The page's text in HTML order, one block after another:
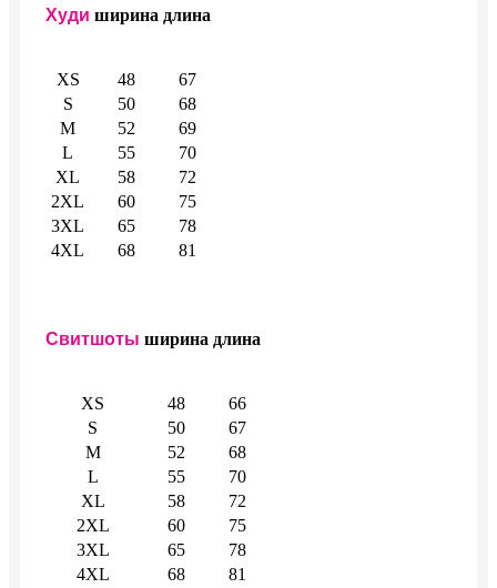
Худи ширина длина
XS 48
67
S
50
68
M
52
69
L
55
70
XL
58
72
2XL
60
75
3XL
65
78
4XL
68 81
Свитшоты ширина длина
XS 48
66
S
50
67
M
52
68
L
55
70
XL
58
72
2XL
60
75
3XL
65
78
4XL
68 81